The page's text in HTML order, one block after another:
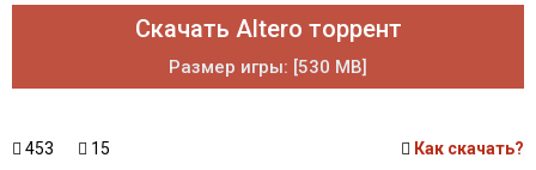
Скачать Altero торрент
Размер игры: [530 MB]
453 15 Как скачать?